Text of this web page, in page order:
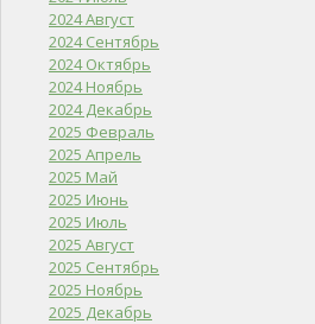
2024 Август
2024 Сентябрь
2024 Октябрь
2024 Ноябрь
2024 Декабрь
2025 Февраль
2025 Апрель
2025 Май
2025 Июнь
2025 Июль
2025 Август
2025 Сентябрь
2025 Ноябрь
2025 Декабрь